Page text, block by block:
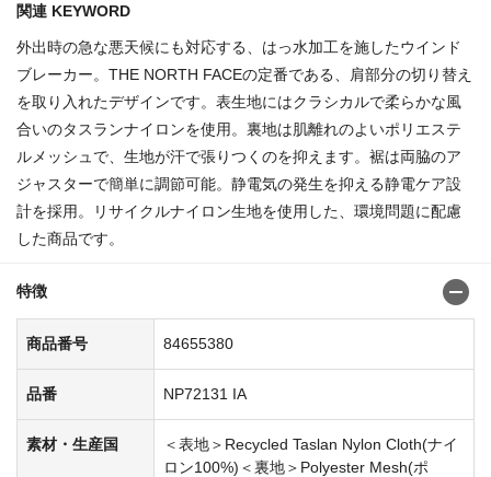
関連 KEYWORD
外出時の急な悪天候にも対応する、はっ水加工を施したウインド
ブレーカー。THE NORTH FACEの定番である、肩部分の切り替え
を取り入れたデザインです。表生地にはクラシカルで柔らかな風
合いのタスランナイロンを使用。裏地は肌離れのよいポリエステ
ルメッシュで、生地が汗で張りつくのを抑えます。裾は両脇のア
ジャスターで簡単に調節可能。静電気の発生を抑える静電ケア設
計を採用。リサイクルナイロン生地を使用した、環境問題に配慮
した商品です。
特徴
商品番号 84655380
品番 NP72131 IA
素材・生産国
＜表地＞Recycled Taslan Nylon Cloth(ナイ
ロン100%)＜裏地＞Polyester Mesh(ポ